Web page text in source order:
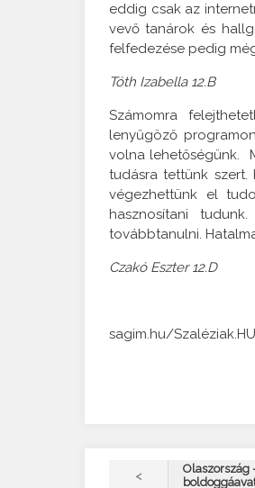
eddig csak az
vevő tanárok és
felfedezése pedig
Tóth Izabella 12.B
Számomra
lenyűgöző
volna lehetőségünk.
tudásra tettünk szert.
végezhettünk el
hasznosítani
továbbtanulni.
Czakó Eszter 12.D
sagim.hu/Szaléziak.HU
<
Olaszország